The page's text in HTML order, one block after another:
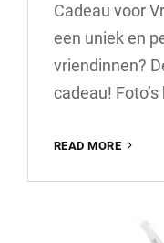
Cadeau voor
een uniek en
vriendinnen?
cadeau!
READ MORE
JOUW